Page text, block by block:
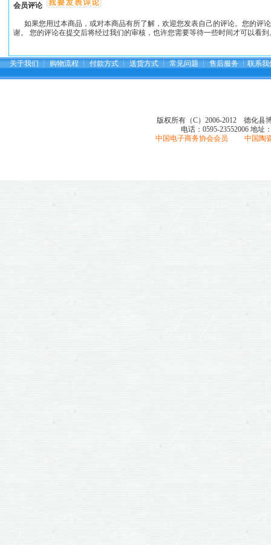
会员评论
如果您用过本商品，或对本商品有所了解，欢迎您发表自己的评论。您的评
谢。 您的评论在提交后将经过我们的审核，也许您需要等待一些时间才可以看
关于我们 ┆ 购物流程 ┆ 付款方式 ┆ 送货方式 ┆ 常见问题 ┆ 售后服务 ┆ 联系我
版权所有（C）2006-2012 德化县
电话：0595-23552006 地址
中国电子商务协会会员 中国陶